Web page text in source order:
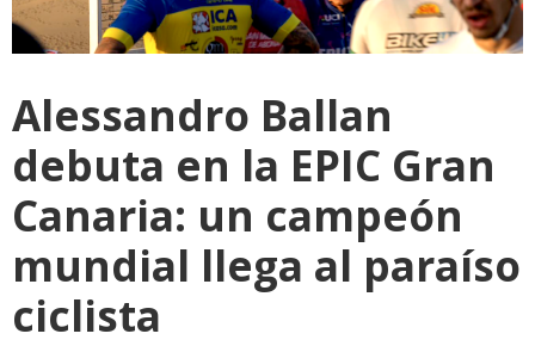
Alessandro Ballan
debuta en la EPIC Gran
Canaria: un campeón
mundial llega al paraíso
ciclista